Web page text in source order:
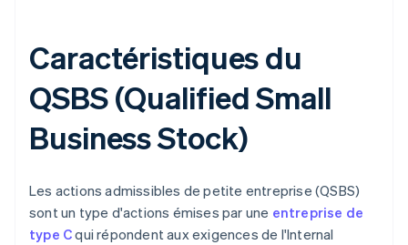
Caractéristiques du
QSBS (Qualified Small
Business Stock)
Les actions admissibles de petite entreprise (QSBS)
sont un type d'actions émises par une entreprise de
type Cqui répondent aux exigences de l'Internal